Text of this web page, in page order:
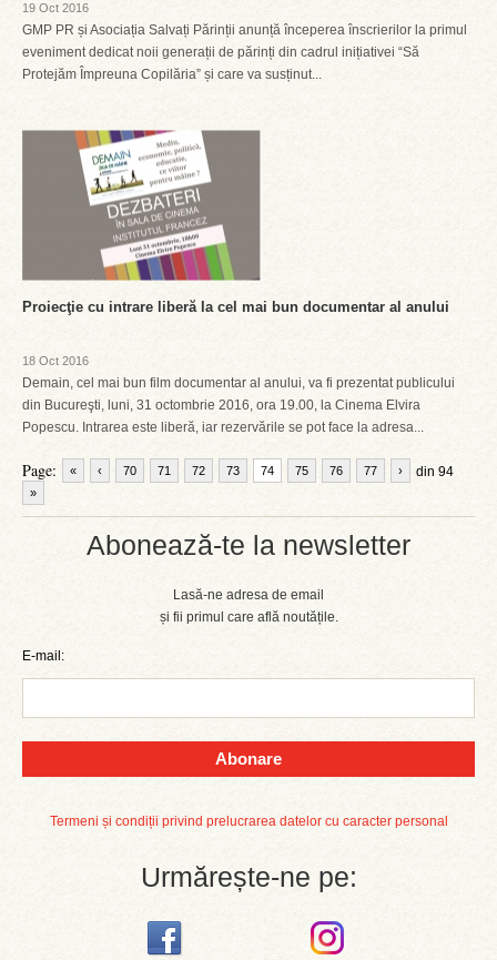
Abonează-te la newsletter
Lasă-ne adresa de email
și fii primul care află noutățile.
E-mail:
Abonare
Termeni și condiții privind prelucrarea datelor cu caracter personal
Urmărește-ne pe:
19 Oct 2016
GMP PR și Asociația Salvați Părinții anunță începerea înscrierilor la primul
eveniment dedicat noii generații de părinți din cadrul inițiativei “Să
Protejăm Împreuna Copilăria” și care va susținut...
Proiecţie cu intrare liberă la cel mai bun documentar al anului
18 Oct 2016
Demain, cel mai bun film documentar al anului, va fi prezentat publicului
din Bucureşti, luni, 31 octombrie 2016, ora 19.00, la Cinema Elvira
Popescu. Intrarea este liberă, iar rezervările se pot face la adresa...
Page: « ‹ 70 71 72 73 74 75 76 77 din 94
›
»